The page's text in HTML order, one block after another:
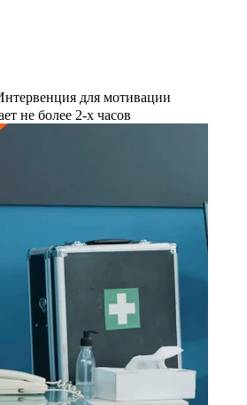
для мотивации
не более 2-х часов